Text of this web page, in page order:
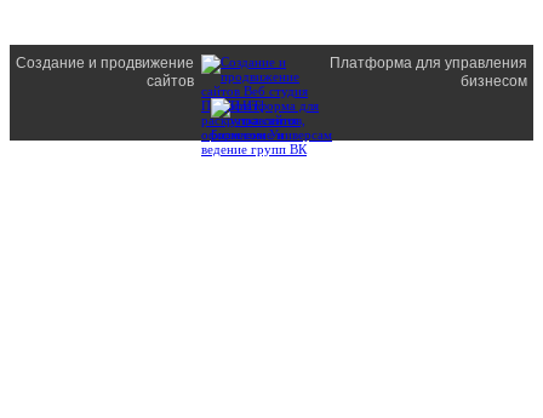
Создание и продвижение
сайтов
Платформа для управления
бизнесом